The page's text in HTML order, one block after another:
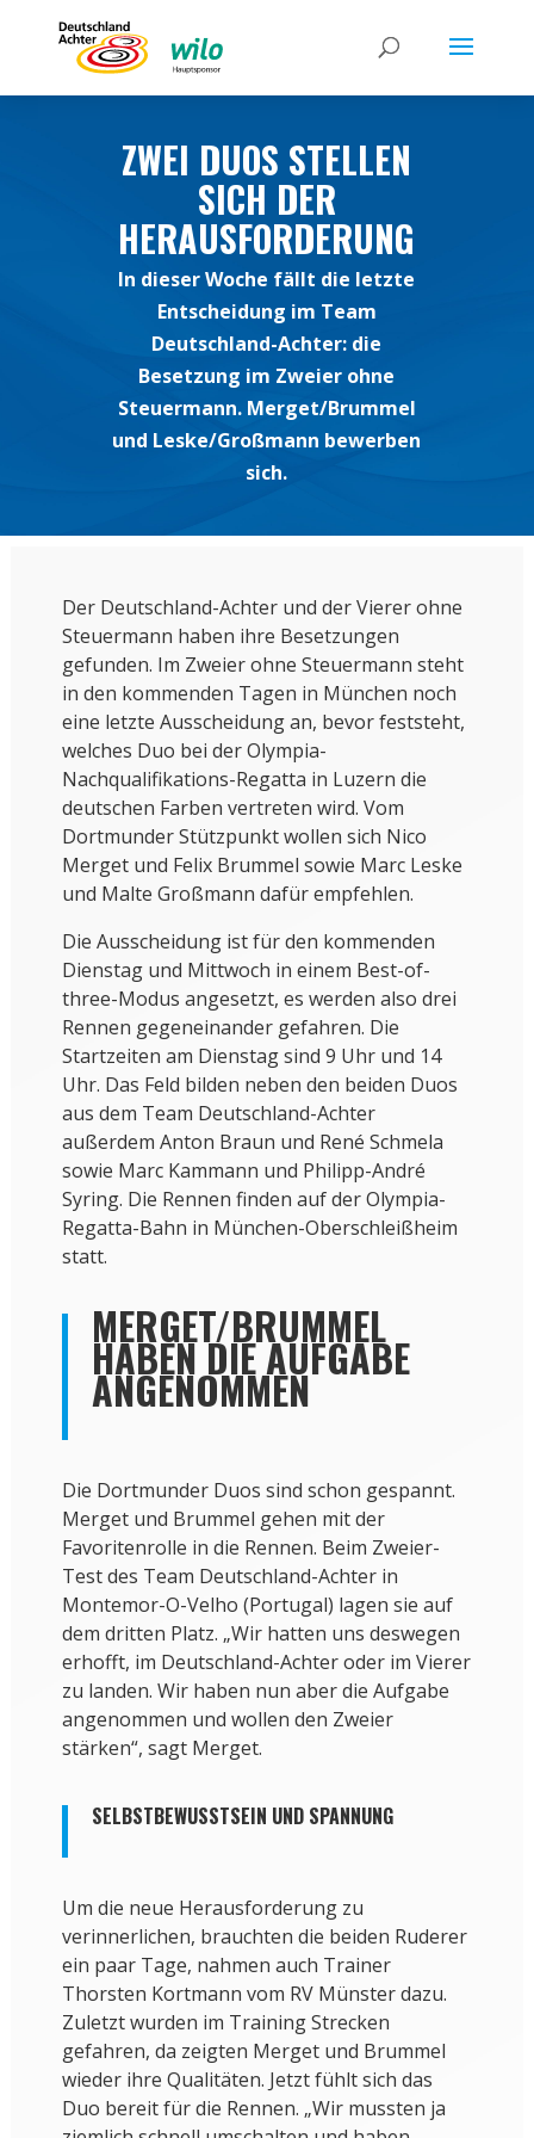
ZWEI DUOS STELLEN
SICH DER
HERAUSFORDERUNG
In dieser Woche fällt die letzte
Entscheidung im Team
Deutschland-Achter: die
Besetzung im Zweier ohne
Steuermann. Merget/Brummel
und Leske/Großmann bewerben
sich.
Der Deutschland-Achter und der Vierer ohne
Steuermann haben ihre Besetzungen
gefunden. Im Zweier ohne Steuermann steht
in den kommenden Tagen in München noch
eine letzte Ausscheidung an, bevor feststeht,
welches Duo bei der Olympia-
Nachqualifikations-Regatta in Luzern die
deutschen Farben vertreten wird. Vom
Dortmunder Stützpunkt wollen sich Nico
Merget und Felix Brummel sowie Marc Leske
und Malte Großmann dafür empfehlen.
Die Ausscheidung ist für den kommenden
Dienstag und Mittwoch in einem Best-of-
three-Modus angesetzt, es werden also drei
Rennen gegeneinander gefahren. Die
Startzeiten am Dienstag sind 9 Uhr und 14
Uhr. Das Feld bilden neben den beiden Duos
aus dem Team Deutschland-Achter
außerdem Anton Braun und René Schmela
sowie Marc Kammann und Philipp-André
Syring. Die Rennen finden auf der Olympia-
Regatta-Bahn in München-Oberschleißheim
statt.
MERGET/BRUMMEL
HABEN DIE AUFGABE
ANGENOMMEN
Die Dortmunder Duos sind schon gespannt.
Merget und Brummel gehen mit der
Favoritenrolle in die Rennen. Beim Zweier-
Test des Team Deutschland-Achter in
Montemor-O-Velho (Portugal) lagen sie auf
dem dritten Platz. „Wir hatten uns deswegen
erhofft, im Deutschland-Achter oder im Vierer
zu landen. Wir haben nun aber die Aufgabe
angenommen und wollen den Zweier
stärken“, sagt Merget.
SELBSTBEWUSSTSEIN UND SPANNUNG
Um die neue Herausforderung zu
verinnerlichen, brauchten die beiden Ruderer
ein paar Tage, nahmen auch Trainer
Thorsten Kortmann vom RV Münster dazu.
Zuletzt wurden im Training Strecken
gefahren, da zeigten Merget und Brummel
wieder ihre Qualitäten. Jetzt fühlt sich das
Duo bereit für die Rennen. „Wir mussten ja